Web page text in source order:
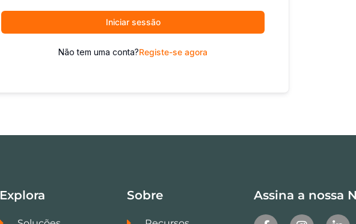
Iniciar sessão
Não tem uma conta?Registe-se agora
Explora Sobre Assina a nossa